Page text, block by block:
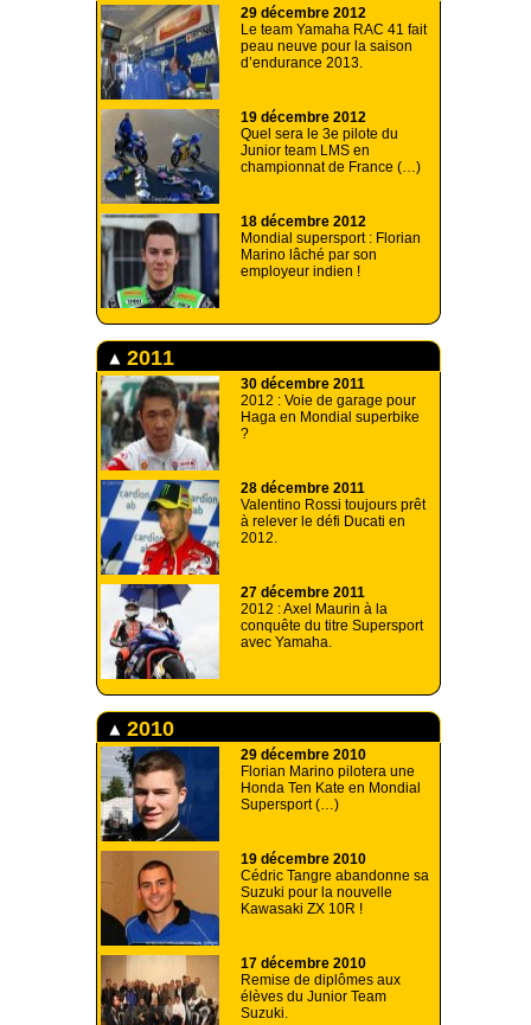
29 décembre 2012
Le team Yamaha RAC 41 fait
peau neuve pour la saison
d’endurance 2013.
19 décembre 2012
Quel sera le 3e pilote du
Junior team LMS en
championnat de France (…)
18 décembre 2012
Mondial supersport : Florian
Marino lâché par son
employeur indien !
2011
30 décembre 2011
2012 : Voie de garage pour
Haga en Mondial superbike
?
28 décembre 2011
Valentino Rossi toujours prêt
à relever le défi Ducati en
2012.
27 décembre 2011
2012 : Axel Maurin à la
conquête du titre Supersport
avec Yamaha.
2010
29 décembre 2010
Florian Marino pilotera une
Honda Ten Kate en Mondial
Supersport (…)
19 décembre 2010
Cédric Tangre abandonne sa
Suzuki pour la nouvelle
Kawasaki ZX 10R !
17 décembre 2010
Remise de diplômes aux
élèves du Junior Team
Suzuki.